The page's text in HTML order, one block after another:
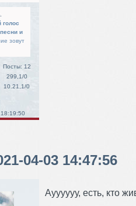
голос
и
зовут
Посты: 12
299,1/0
10.21,1/0
04-03 14:47:56
Ауууууу, есть, кто